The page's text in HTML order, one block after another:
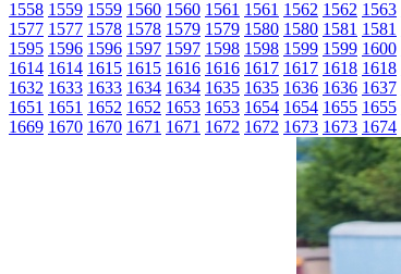
1558 1559 1559 1560 1560 1561 1561 1562 1562 1563
1577 1577 1578 1578 1579 1579 1580 1580 1581 1581
1595 1596 1596 1597 1597 1598 1598 1599 1599 1600
1614 1614 1615 1615 1616 1616 1617 1617 1618 1618
1632 1633 1633 1634 1634 1635 1635 1636 1636 1637
1651 1651 1652 1652 1653 1653 1654 1654 1655 1655
1669 1670 1670 1671 1671 1672 1672 1673 1673 1674